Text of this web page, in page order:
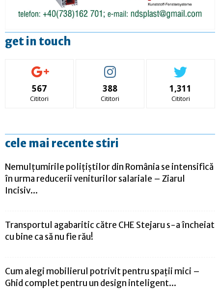
get in touch
567
Cititori
388
Cititori
1,311
Cititori
cele mai recente stiri
Nemulțumirile polițiștilor din România se intensifică
în urma reducerii veniturilor salariale – Ziarul
Incisiv...
Transportul agabaritic către CHE Stejaru s-a încheiat
cu bine ca să nu fie rău!
Cum alegi mobilierul potrivit pentru spații mici –
Ghid complet pentru un design inteligent...